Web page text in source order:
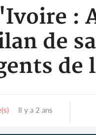
:
de
de
Il y a 2 ans